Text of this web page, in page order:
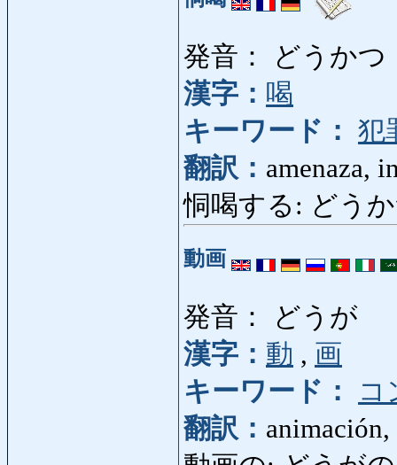
発音： どうかつ
漢字： 喝
キーワード： 犯
翻訳： amenaza,
恫喝する: どうか
動画
発音： どうが
漢字： 動 , 画
キーワード：
コ
翻訳： animación,